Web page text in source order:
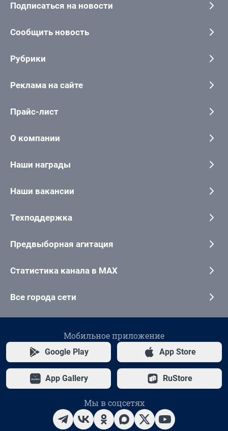
Подписаться на новости
Сообщить новость
Рубрики
Реклама на сайте
Прайс-лист
О компании
Наши награды
Наши вакансии
Техподдержка
Предвыборная агитация
Статистика канала в MAX
Все города сети
Мобильное приложение
Google Play App Store
App Gallery RuStore
Мы в соцсетях